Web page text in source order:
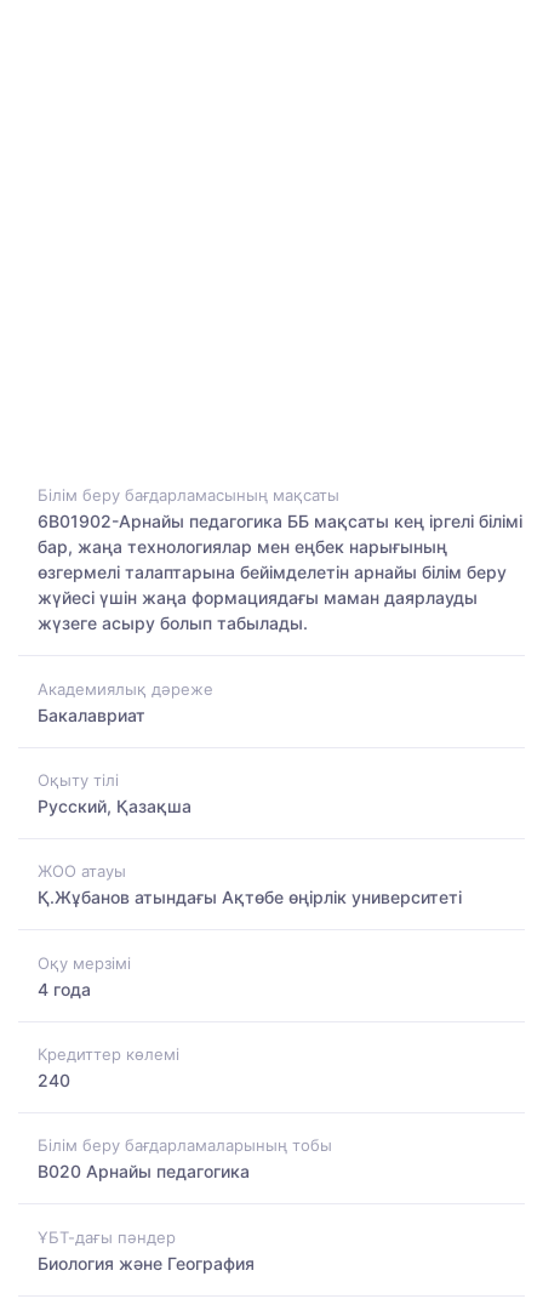
Білім беру бағдарламасының мақсаты
6В01902-Арнайы педагогика ББ мақсаты кең іргелі білімі
бар, жаңа технологиялар мен еңбек нарығының
өзгермелі талаптарына бейімделетін арнайы білім беру
жүйесі үшін жаңа формациядағы маман даярлауды
жүзеге асыру болып табылады.
Академиялық дәреже
Бакалавриат
Оқыту тілі
Русский, Қазақша
ЖОО атауы
Қ.Жұбанов атындағы Ақтөбе өңірлік университеті
Оқу мерзімі
4 года
Кредиттер көлемі
240
Білім беру бағдарламаларының тобы
B020 Арнайы педагогика
ҰБТ-дағы пәндер
Биология және География